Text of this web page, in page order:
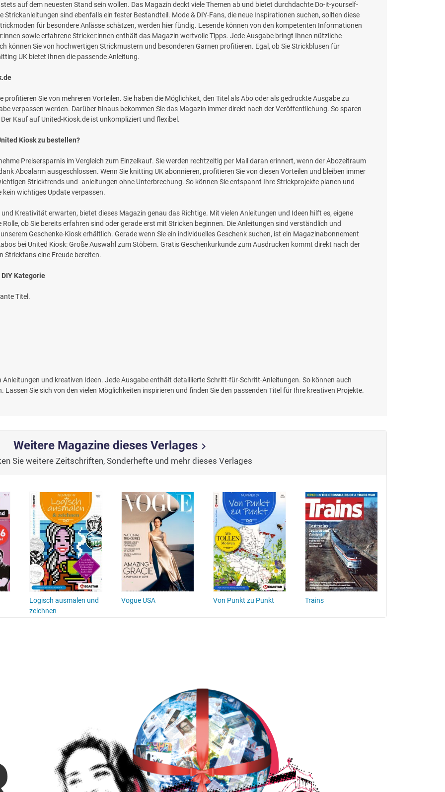
auf dem neuesten Stand sein wollen. Das Magazin deckt viele Themen ab und bietet durchdachte Do-it-yourself-
sind ebenfalls ein fester Bestandteil. Mode & DIY-Fans, die neue Inspirationen suchen, sollten diese
für besondere Anlässe schätzen, werden hier fündig. Lesende können von den kompetenten Informationen
sowie erfahrene Stricker:innen enthält das Magazin wertvolle Tipps. Jede Ausgabe bringt Ihnen nützliche
können Sie von hochwertigen Strickmustern und besonderen Garnen profitieren. Egal, ob Sie Strickblusen für
UK bietet Ihnen die passende Anleitung.
profitieren Sie von mehreren Vorteilen. Sie haben die Möglichkeit, den Titel als Abo oder als gedruckte Ausgabe zu
verpassen werden. Darüber hinaus bekommen Sie das Magazin immer direkt nach der Veröffentlichung. So sparen
Kauf auf United-Kiosk.de ist unkompliziert und flexibel.
Kiosk zu bestellen?
Preisersparnis im Vergleich zum Einzelkauf. Sie werden rechtzeitig per Mail daran erinnert, wenn der Abozeitraum
Aboalarm ausgeschlossen. Wenn Sie knitting UK abonnieren, profitieren Sie von diesen Vorteilen und bleiben immer
Stricktrends und -anleitungen ohne Unterbrechung. So können Sie entspannt Ihre Strickprojekte planen und
wichtiges Update verpassen.
Kreativität erwarten, bietet dieses Magazin genau das Richtige. Mit vielen Anleitungen und Ideen hilft es, eigene
ob Sie bereits erfahren sind oder gerade erst mit Stricken beginnen. Die Anleitungen sind verständlich und
Geschenke-Kiosk erhältlich. Gerade wenn Sie ein individuelles Geschenk suchen, ist ein Magazinabonnement
bei United Kiosk: Große Auswahl zum Stöbern. Gratis Geschenkurkunde zum Ausdrucken kommt direkt nach der
Strickfans eine Freude bereiten.
Kategorie
Titel.
Anleitungen und kreativen Ideen. Jede Ausgabe enthält detaillierte Schritt-für-Schritt-Anleitungen. So können auch
Sie sich von den vielen Möglichkeiten inspirieren und finden Sie den passenden Titel für Ihre kreativen Projekte.
Weitere Magazine dieses Verlageschevron_right
Sie weitere Zeitschriften, Sonderhefte und mehr dieses Verlages
Logisch ausmalen und
zeichnen
Vogue USA Von Punkt zu Punkt Trains